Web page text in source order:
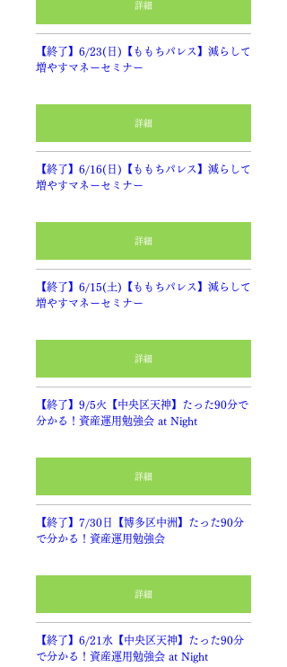
詳細
【終了】6/23(日)【ももちパレス】減らして
増やすマネーセミナー
詳細
【終了】6/16(日)【ももちパレス】減らして
増やすマネーセミナー
詳細
【終了】6/15(土)【ももちパレス】減らして
増やすマネーセミナー
詳細
【終了】9/5火【中央区天神】たった90分で
分かる！資産運用勉強会 at Night
詳細
【終了】7/30日【博多区中洲】たった90分
で分かる！資産運用勉強会
詳細
【終了】6/21水【中央区天神】たった90分
で分かる！資産運用勉強会 at Night